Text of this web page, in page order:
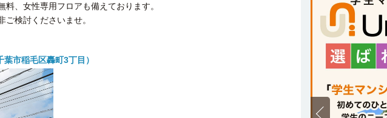
、女性専用フロアも備えております。
検討くださいませ。
葉市稲毛区轟町3丁目）